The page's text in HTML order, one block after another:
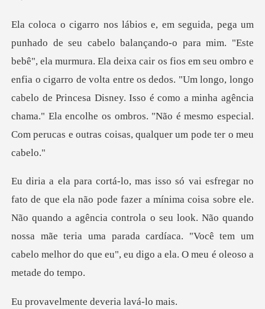
ixa cair os fios em seu ombro e
enfia o cigarro de volta entre os dedos. "Um longo, longo
cabelo de Princesa Disney. Isso é como a m
coisa sobre ele.
Não quando a agência controla o seu look. Não quando
nossa mãe teria uma parada c
nte deveria l